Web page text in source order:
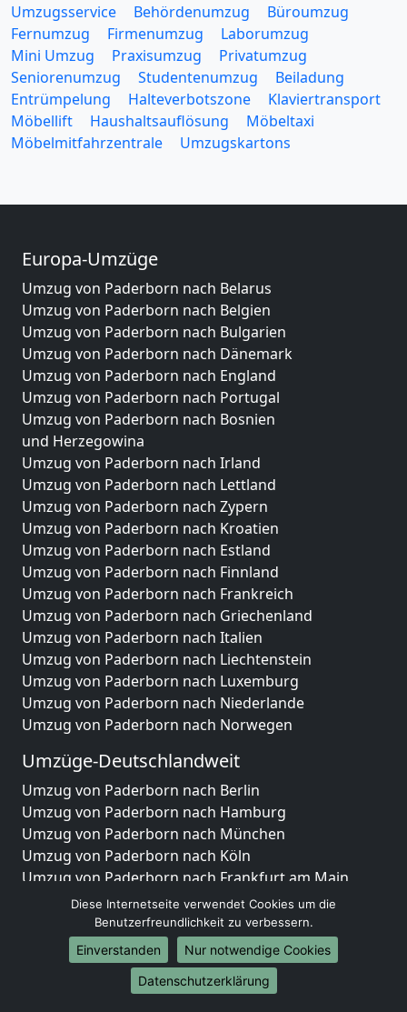
Umzugsservice Behördenumzug
Büroumzug
Fernumzug
Firmenumzug
Laborumzug
Mini Umzug
Praxisumzug
Privatumzug
Seniorenumzug
Studentenumzug
Beiladung
Entrümpelung
Halteverbotszone
Klaviertransport
Möbellift
Haushaltsauflösung
Möbeltaxi
Möbelmitfahrzentrale
Umzugskartons
Europa-Umzüge
Umzug von Paderborn nach Belarus
Umzug von Paderborn nach Belgien
Umzug von Paderborn nach Bulgarien
Umzug von Paderborn nach Dänemark
Umzug von Paderborn nach England
Umzug von Paderborn nach Portugal
Umzug von Paderborn nach Bosnien
und Herzegowina
Umzug von Paderborn nach Irland
Umzug von Paderborn nach Lettland
Umzug von Paderborn nach Zypern
Umzug von Paderborn nach Kroatien
Umzug von Paderborn nach Estland
Umzug von Paderborn nach Finnland
Umzug von Paderborn nach Frankreich
Umzug von Paderborn nach Griechenland
Umzug von Paderborn nach Italien
Umzug von Paderborn nach Liechtenstein
Umzug von Paderborn nach Luxemburg
Umzug von Paderborn nach Niederlande
Umzug von Paderborn nach Norwegen
Umzüge-Deutschlandweit
Umzug von Paderborn nach Berlin
Umzug von Paderborn nach Hamburg
Umzug von Paderborn nach München
Umzug von Paderborn nach Köln
Umzug von Paderborn nach Frankfurt am Main
Umzug von Paderborn nach Stuttgart
Umzug von Paderborn nach Düsseldorf
Umzug von Paderborn nach Leipzig
Umzug von Paderborn nach Dortmund
Umzug von Paderborn nach Essen
Diese Internetseite verwendet Cookies um die
Benutzerfreundlichkeit zu verbessern.
Einverstanden
Nur notwendige Cookies
Datenschutzerklärung